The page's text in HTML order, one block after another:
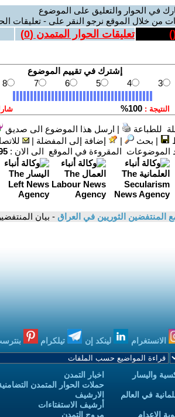
في الحوار والتعليق على الموضوع
من خلال الموقع نرجو النقر على - تعليقات
) تعليقات الحوار المتمدن (0
)
للطباعة | ارسل هذا الموضوع الى صديق
| بحث | إضافة إلى المفضلة |
المقروءة في الموقع الى الان :
المنتفضين الثوريين في العراق - بيان
الانستغرام لينكد إن تيلكرام
واليسار
في العالم
الاعدام
اخبار التمدن
حملات الحوار المتمدن
الارشيف
أرشيف الاستفتاءات
مروج التمدن